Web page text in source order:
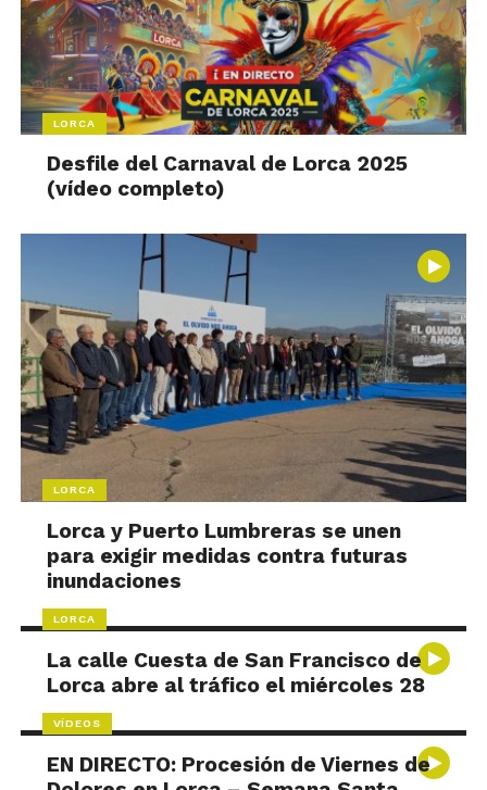
LORCA
Desfile del Carnaval de Lorca 2025
(vídeo completo)
LORCA
Lorca y Puerto Lumbreras se unen
para exigir medidas contra futuras
inundaciones
LORCA
La calle Cuesta de San Francisco de
Lorca abre al tráfico el miércoles 28
VÍDEOS
EN DIRECTO: Procesión de Viernes de